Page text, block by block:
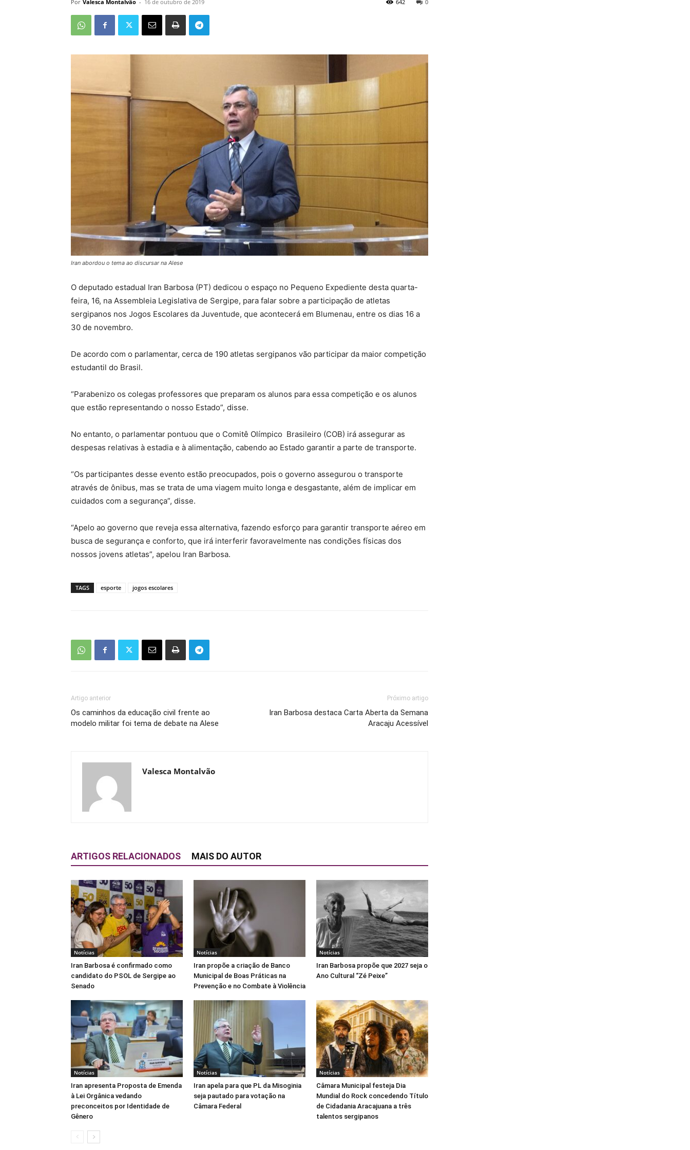
Por Valesca Montalvão - 16 de outubro de 2019 0
642
Iran abordou o tema ao discursar na Alese
O deputado estadual Iran Barbosa (PT) dedicou o espaço no Pequeno Expediente desta quarta-
feira, 16, na Assembleia Legislativa de Sergipe, para falar sobre a participação de atletas
sergipanos nos Jogos Escolares da Juventude, que acontecerá em Blumenau, entre os dias 16 a
30 de novembro.
De acordo com o parlamentar, cerca de 190 atletas sergipanos vão participar da maior competição
estudantil do Brasil.
“Parabenizo os colegas professores que preparam os alunos para essa competição e os alunos
que estão representando o nosso Estado”, disse.
No entanto, o parlamentar pontuou que o Comitê Olímpico Brasileiro (COB) irá assegurar as
despesas relativas à estadia e à alimentação, cabendo ao Estado garantir a parte de transporte.
“Os participantes desse evento estão preocupados, pois o governo assegurou o transporte
através de ônibus, mas se trata de uma viagem muito longa e desgastante, além de implicar em
cuidados com a segurança”, disse.
“Apelo ao governo que reveja essa alternativa, fazendo esforço para garantir transporte aéreo em
busca de segurança e conforto, que irá interferir favoravelmente nas condições físicas dos
nossos jovens atletas”, apelou Iran Barbosa.
TAGS esporte jogos escolares
Artigo anterior
Os caminhos da educação civil frente ao
modelo militar foi tema de debate na Alese
Próximo artigo
Iran Barbosa destaca Carta Aberta da Semana
Aracaju Acessível
Valesca Montalvão
ARTIGOS RELACIONADOS MAIS DO AUTOR
Notícias
Iran Barbosa é confirmado como
candidato do PSOL de Sergipe ao
Senado
Notícias
Iran propõe a criação de Banco
Municipal de Boas Práticas na
Prevenção e no Combate à Violência
Notícias
Iran Barbosa propõe que 2027 seja o
Ano Cultural “Zé Peixe”
Notícias
Iran apresenta Proposta de Emenda
à Lei Orgânica vedando
preconceitos por Identidade de
Gênero
Notícias
Iran apela para que PL da Misoginia
seja pautado para votação na
Câmara Federal
Notícias
Câmara Municipal festeja Dia
Mundial do Rock concedendo Título
de Cidadania Aracajuana a três
talentos sergipanos